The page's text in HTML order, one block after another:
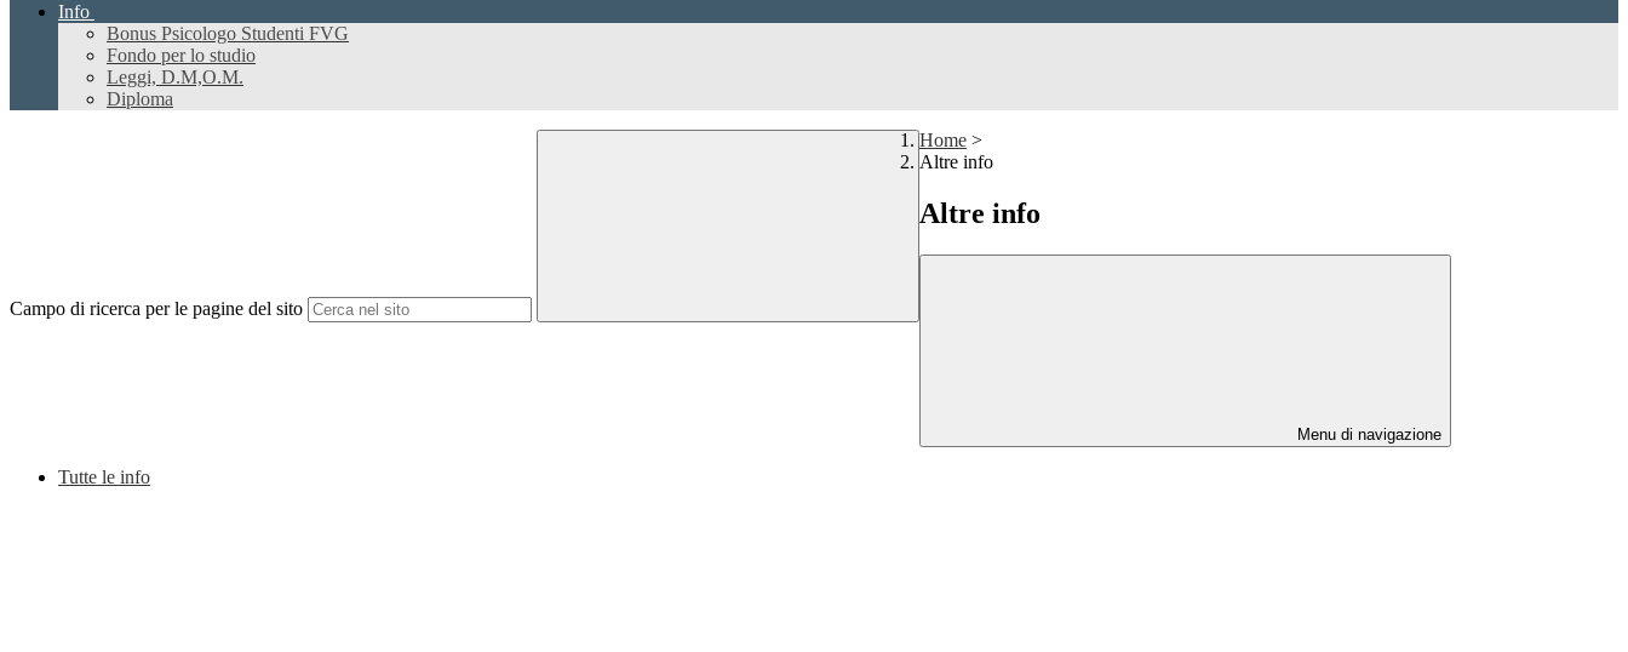
Info
Bonus Psicologo Studenti FVG
Fondo per lo studio
Leggi, D.M,O.M.
Diploma
Campo di ricerca per le pagine del sito
Home >
Altre info
Altre info
Menu di navigazione
Tutte le info